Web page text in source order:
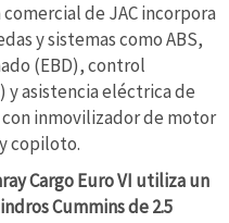
de JAC incorpora
y sistemas como ABS,
(EBD), control
y asistencia eléctrica de
inmovilizador de motor
copiloto.
Cargo Euro VI utiliza un
Cummins de 2.5